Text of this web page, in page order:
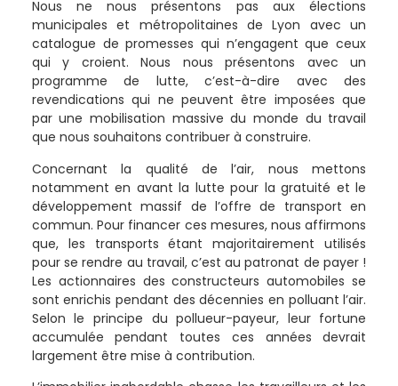
Nous ne nous présentons pas aux élections
municipales et métropolitaines de Lyon avec un
catalogue de promesses qui n’engagent que ceux
qui y croient. Nous nous présentons avec un
programme de lutte, c’est-à-dire avec des
revendications qui ne peuvent être imposées que
par une mobilisation massive du monde du travail
que nous souhaitons contribuer à construire.
Concernant la qualité de l’air, nous mettons
notamment en avant la lutte pour la gratuité et le
développement massif de l’offre de transport en
commun. Pour financer ces mesures, nous affirmons
que, les transports étant majoritairement utilisés
pour se rendre au travail, c’est au patronat de payer !
Les actionnaires des constructeurs automobiles se
sont enrichis pendant des décennies en polluant l’air.
Selon le principe du pollueur-payeur, leur fortune
accumulée pendant toutes ces années devrait
largement être mise à contribution.